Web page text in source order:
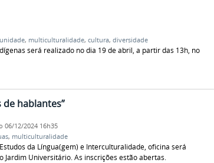
, multiculturalidade, cultura, diversidade
será realizado no dia 19 de abril, a partir das 13h, no
hablantes”
06/12/2024 16h35
, multiculturalidade
da Língua(gem) e Interculturalidade, oficina será
Jardim Universitário. As inscrições estão abertas.